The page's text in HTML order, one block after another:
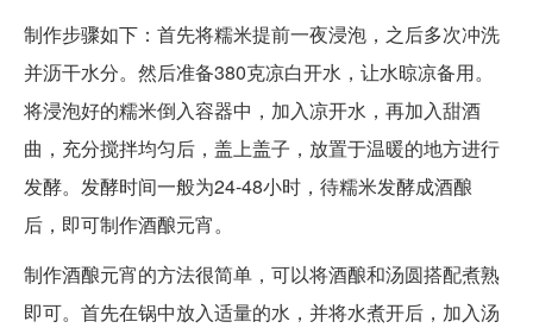
制作步骤如下：首先将糯米提前一夜浸泡，之后多次冲洗
并沥干水分。然后准备380克凉白开水，让水晾凉备用。
将浸泡好的糯米倒入容器中，加入凉开水，再加入甜酒
曲，充分搅拌均匀后，盖上盖子，放置于温暖的地方进行
发酵。发酵时间一般为24-48小时，待糯米发酵成酒酿
后，即可制作酒酿元宵。
制作酒酿元宵的方法很简单，可以将酒酿和汤圆搭配煮熟
即可。首先在锅中放入适量的水，并将水煮开后，加入汤